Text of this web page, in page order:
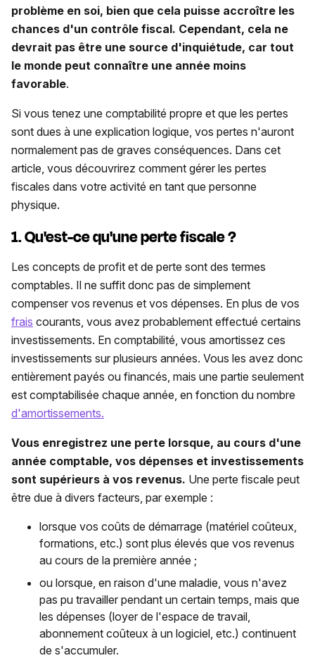
problème en soi, bien que cela puisse accroître les
chances d'un contrôle fiscal. Cependant, cela ne
devrait pas être une source d'inquiétude, car tout
le monde peut connaître une année moins
favorable.
Si vous tenez une comptabilité propre et que les pertes
sont dues à une explication logique, vos pertes n'auront
normalement pas de graves conséquences. Dans cet
article, vous découvrirez comment gérer les pertes
fiscales dans votre activité en tant que personne
physique.
1. Qu'est-ce qu'une perte fiscale ?
Les concepts de profit et de perte sont des termes
comptables. Il ne suffit donc pas de simplement
compenser vos revenus et vos dépenses. En plus de vos
frais courants, vous avez probablement effectué certains
investissements. En comptabilité, vous amortissez ces
investissements sur plusieurs années. Vous les avez donc
entièrement payés ou financés, mais une partie seulement
est comptabilisée chaque année, en fonction du nombre
d'amortissements.
Vous enregistrez une perte lorsque, au cours d'une
année comptable, vos dépenses et investissements
sont supérieurs à vos revenus. Une perte fiscale peut
être due à divers facteurs, par exemple :
lorsque vos coûts de démarrage (matériel coûteux,
formations, etc.) sont plus élevés que vos revenus
au cours de la première année ;
ou lorsque, en raison d'une maladie, vous n'avez
pas pu travailler pendant un certain temps, mais que
les dépenses (loyer de l'espace de travail,
abonnement coûteux à un logiciel, etc.) continuent
de s'accumuler.